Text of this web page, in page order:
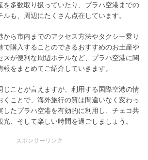
を多数取り扱っていたり、プラハ空港までの
も、周辺にたくさん点在しています。
から市内までのアクセス方法やタクシー乗り
で購入することのできるおすすめのお土産や
スが便利な周辺ホテルなど、プラハ空港に関
をまとめてご紹介していきます。
じことが言えますが、利用する国際空港の情
くことで、海外旅行の質は間違いなく変わっ
したプラハ空港を有効的に利用し、チェコ共
、そして楽しい時間を過ごしましょう。
スポンサーリンク